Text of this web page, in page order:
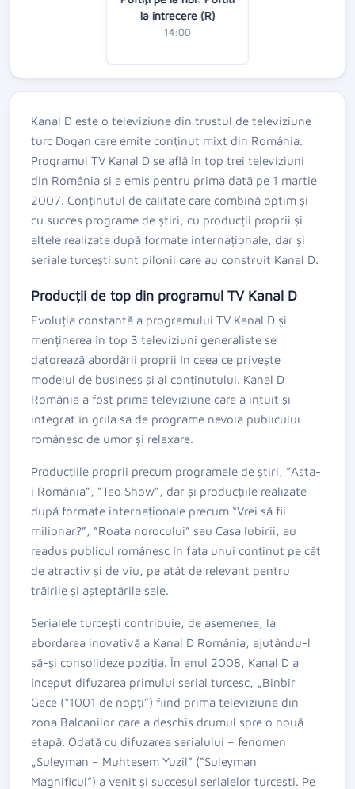
la intrecere (R)
14:00
Kanal D este o televiziune din trustul de televiziune
turc Dogan care emite conținut mixt din România.
Programul TV Kanal D se află în top trei televiziuni
din România și a emis pentru prima dată pe 1 martie
2007. Conținutul de calitate care combină optim și
cu succes programe de știri, cu producții proprii și
altele realizate după formate internaționale, dar și
seriale turcești sunt pilonii care au construit Kanal D.
Producții de top din programul TV Kanal D
Evoluția constantă a programului TV Kanal D și
menținerea în top 3 televiziuni generaliste se
datorează abordării proprii în ceea ce privește
modelul de business și al conținutului. Kanal D
România a fost prima televiziune care a intuit și
integrat în grila sa de programe nevoia publicului
românesc de umor și relaxare.
Producțiile proprii precum programele de știri, ”Asta-
i România”, ”Teo Show”, dar și producțiile realizate
după formate internaționale precum “Vrei să fii
milionar?”, ”Roata norocului” sau Casa Iubirii, au
readus publicul românesc în fața unui conținut pe cât
de atractiv și de viu, pe atât de relevant pentru
trăirile și așteptările sale.
Serialele turcești contribuie, de asemenea, la
abordarea inovativă a Kanal D România, ajutându-l
să-și consolideze poziția. În anul 2008, Kanal D a
început difuzarea primului serial turcesc, „Binbir
Gece (“1001 de nopți”) fiind prima televiziune din
zona Balcanilor care a deschis drumul spre o nouă
etapă. Odată cu difuzarea serialului – fenomen
„Suleyman – Muhtesem Yuzil” (“Suleyman
Magnificul”) a venit și succesul serialelor turcești. Pe